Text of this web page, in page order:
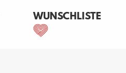
WUNSCHLISTE